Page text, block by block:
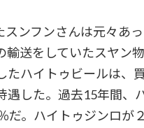
ンフンさんは元々あ
送をしていたスヤン
ハイトゥビールは、
した。過去15年間、
だ。ハイトゥジンロが